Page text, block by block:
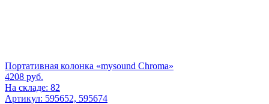
Портативная колонка «mysound Chroma»
4208 руб.
На складе: 82
Артикул: 595652, 595674